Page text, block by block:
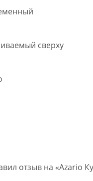
сверху
отзыв на «Azario